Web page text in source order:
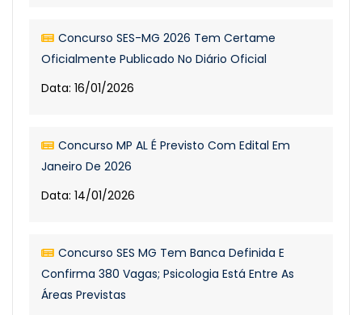
Concurso SES-MG 2026 Tem Certame
Oficialmente Publicado No Diário Oficial
Data: 16/01/2026
Concurso MP AL É Previsto Com Edital Em
Janeiro De 2026
Data: 14/01/2026
Concurso SES MG Tem Banca Definida E
Confirma 380 Vagas; Psicologia Está Entre As
Áreas Previstas